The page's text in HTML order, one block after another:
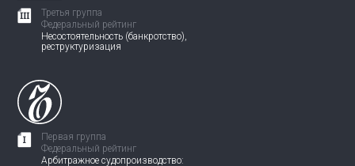
Третья группа
Федеральный рейтинг
Несостоятельность (банкротство),
реструктуризация
Первая группа
Федеральный рейтинг
Арбитражное судопроизводство: